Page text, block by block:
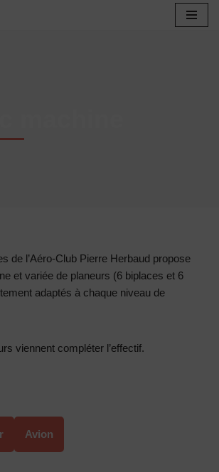
de l’Aéro-Club Pierre Herbaud propose
et variée de planeurs (6 biplaces et 6
adaptés à chaque niveau de
viennent compléter l’effectif.
Avion